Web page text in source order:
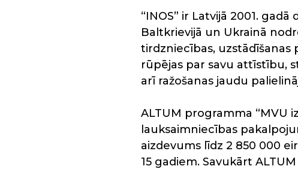
“INOS” ir Latvijā 2001.
Baltkrievijā un Ukrainā
tirdzniecības, uzstādīšanas
rūpējas par savu attīstību,
arī ražošanas jaudu
ALTUM programma “MVU
lauksaimniecības
aizdevums līdz 2 850 000
15 gadiem. Savukārt